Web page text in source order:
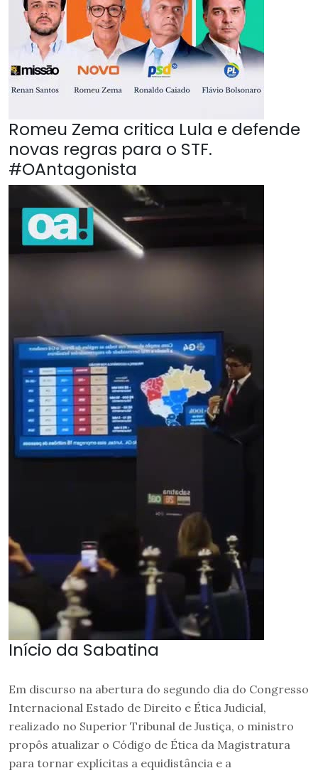
Romeu Zema critica Lula e defende
novas regras para o STF.
#OAntagonista
Início da Sabatina
Em discurso na abertura do segundo dia do Congresso
Internacional Estado de Direito e Ética Judicial,
realizado no Superior Tribunal de Justiça, o ministro
propôs atualizar o Código de Ética da Magistratura
para tornar explícitas a equidistância e a